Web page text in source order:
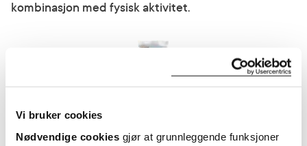
Vi bruker cookies
Nødvendige cookies gjør at grunnleggende funksjoner
kombinasjon med fysisk aktivitet.